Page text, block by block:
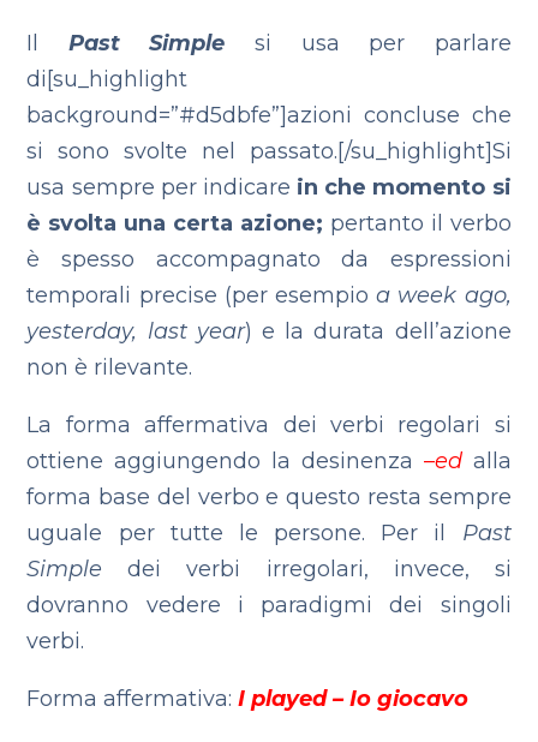
Il Past Simple
si usa per parlare
di[su_highlight
background=”#d5dbfe”]azioni concluse che
si sono svolte nel passato.[/su_highlight]Si
usa sempre per indicare in che momento si
è svolta una certa azione; pertanto il verbo
è spesso accompagnato da espressioni
temporali precise (per esempioa week ago,
yesterday, last year) e la durata dell’azione
non è rilevante.
La forma affermativa dei verbi regolari si
ottiene aggiungendo la desinenza –edalla
forma base del verbo e questo resta sempre
uguale per tutte le persone. Per il Past
Simple dei verbi irregolari, invece, si
dovranno vedere i paradigmi dei singoli
verbi.
Forma affermativa: I played – Io giocavo